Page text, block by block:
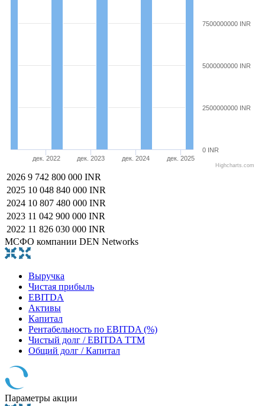
дек. 2022 дек. 2023 дек. 2024 дек. 2025
0 INR
2500000000 INR
5000000000 INR
7500000000 INR
Highcharts.com
2026 9 742 800 000 INR
2025 10 048 840 000 INR
2024 10 807 480 000 INR
2023 11 042 900 000 INR
2022 11 826 030 000 INR
МСФО компании DEN Networks
Выручка
Чистая прибыль
EBITDA
Активы
Капитал
Рентабельность по EBITDA (%)
Чистый долг / EBITDA TTM
Общий долг / Капитал
Параметры акции